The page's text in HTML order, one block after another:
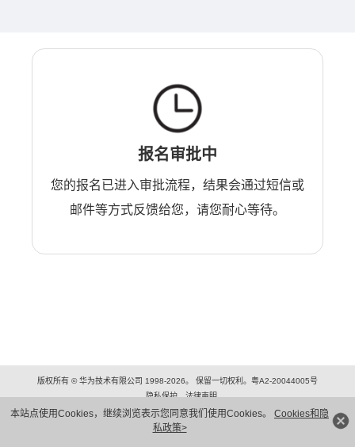
本站点使用Cookies，继续浏览表示您同意我们使用Cookies。 Cookies和隐
私政策>
报名审批中
您的报名已进入审批流程，结果会通过短信或
邮件等方式反馈给您，请您耐心等待。
版权所有 © 华为技术有限公司 1998-2026。 保留一切权利。粤A2-20044005号
隐私保护
法律声明